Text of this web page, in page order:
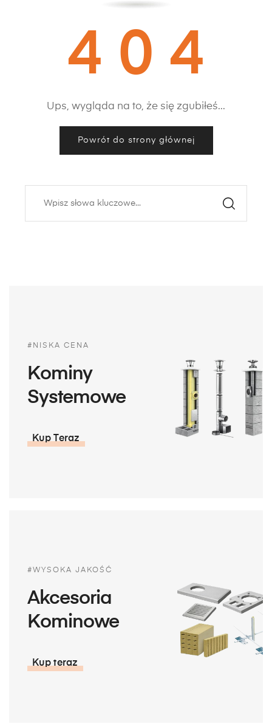
4 0 4
Ups, wygląda na to, że się zgubiłeś...
Powrót do strony głównej
#NISKA CENA
Kominy
Systemowe
Kup Teraz
#WYSOKA JAKOŚĆ
Akcesoria
Kominowe
Kup teraz